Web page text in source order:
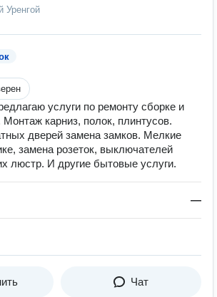
Уренгой
услуги по ремонту сборке и
карниз, полок, плинтусов.
дверей замена замков. Мелкие
замена розеток, выключателей
люстр. И другие бытовые услуги.
—
Чат